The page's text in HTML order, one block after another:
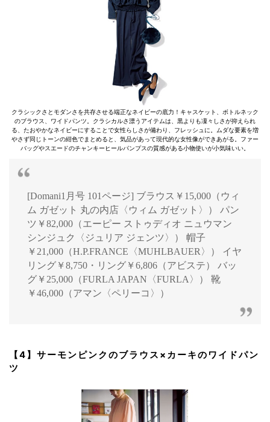
クラシックさとモダンさを共存させる端正なネイビーの底力！キャスケット、ボトルネック
のブラウス、ワイドパンツ。クラシカルさ漂うアイテムは、黒よりも凜々しさが抑えられ
る、たおやかなネイビーにすることで女性らしさが備わり、フレッシュに。ムダな要素を増
やさず同じトーンの紺色でまとめると、気品があって現代的な女性像ができあがる。ファー
バッグやスエードのチャンキーヒールパンプスの質感がある小物使いが小気味いい。
[Domani1月号 101ページ] ブラウス￥15,000（ウィ
ム ガゼット 丸の内店〈ウィム ガゼット〉） パン
ツ￥82,000（エーピー ストゥディオ ニュウマン
シンジュク〈ジュリア ジェンツ〉） 帽子
￥21,000（H.P.FRANCE〈MUHLBAUER〉） イヤ
リング￥8,750・リング￥6,806（アビステ） バッ
グ￥25,000（FURLA JAPAN〈FURLA〉） 靴
￥46,000（アマン〈ペリーコ〉）
【4】サーモンピンクのブラウス×カーキのワイドパン
ツ